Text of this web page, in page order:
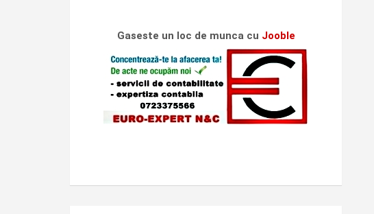
Gaseste un loc de munca cu Jooble